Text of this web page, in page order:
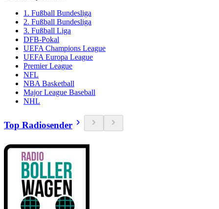
1. Fußball Bundesliga
2. Fußball Bundesliga
3. Fußball Liga
DFB-Pokal
UEFA Champions League
UEFA Europa League
Premier League
NFL
NBA Basketball
Major League Baseball
NHL
Top Radiosender